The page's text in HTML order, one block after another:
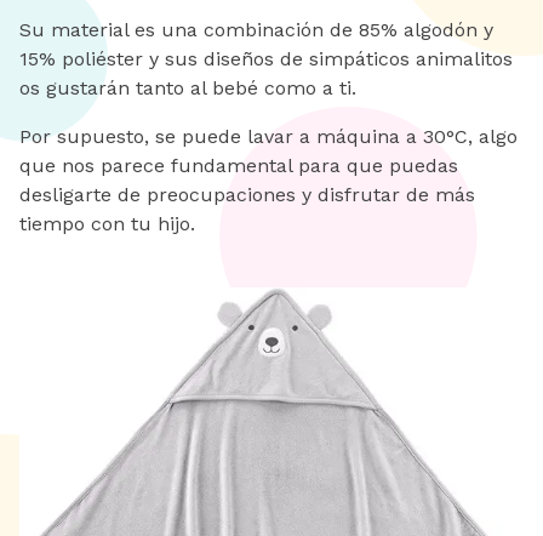
Su material es una combinación de 85% algodón y
15% poliéster y sus diseños de simpáticos animalitos
os gustarán tanto al bebé como a ti.
Por supuesto, se puede lavar a máquina a 30°C, algo
que nos parece fundamental para que puedas
desligarte de preocupaciones y disfrutar de más
tiempo con tu hijo.